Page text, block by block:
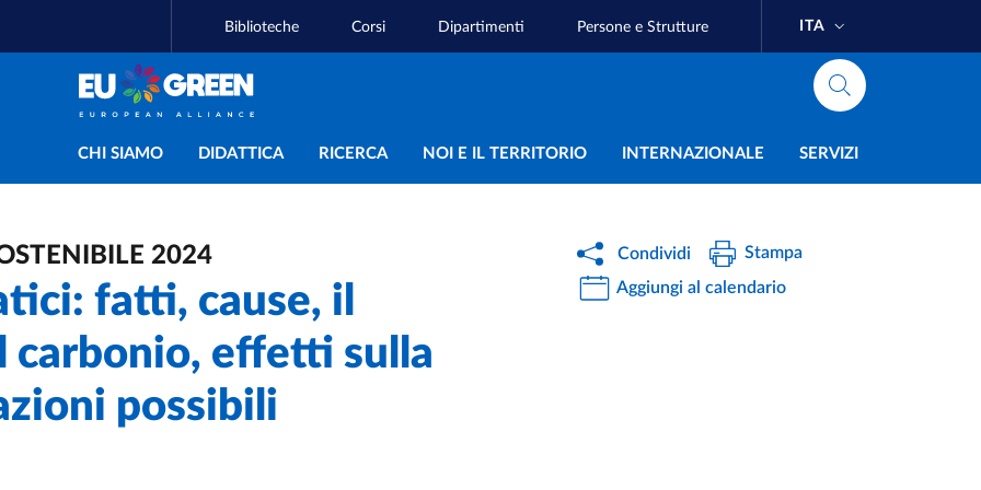
Biblioteche Corsi Dipartimenti Persone e Strutture ITA
Navigazione principale
CHI SIAMO DIDATTICA RICERCA NOI E IL TERRITORIO INTERNAZIONALE SERVIZI
2024
fatti, cause, il
carbonio, effetti sulla
possibili
Condividi
Stampa
Aggiungi al calendario